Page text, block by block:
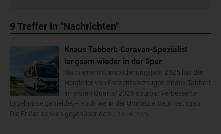
9 Treffer in "Nachrichten"
Knaus Tabbert: Caravan-Spezialist
langsam wieder in der Spur
Nach einem Konsolidierungsjahr 2025 hat der
Hersteller von Freizeitfahrzeugen Knaus Tabbert
im ersten Quartal 2026 spürbar verbesserte
Ergebnisse gemeldet – auch wenn der Umsatz erneut nachgab.
Die Erlöse sanken gegenüber dem…